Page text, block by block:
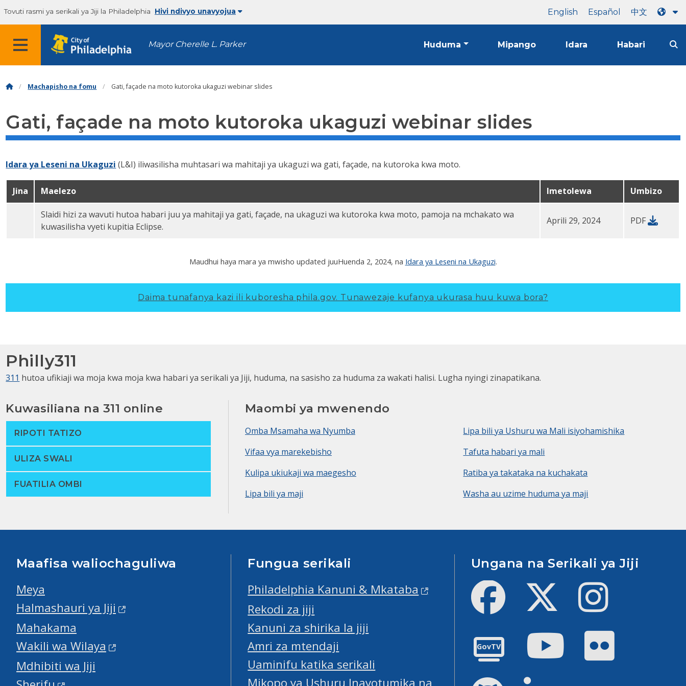
Tovuti rasmi ya serikali ya Jiji la Philadelphia Hivi ndivyo unavyojua English Español 中文
Mayor Cherelle L. Parker Huduma Mipango Idara Habari
Machapisho na fomu Gati, façade na moto kutoroka ukaguzi webinar slides
Gati, façade na moto kutoroka ukaguzi webinar slides
Idara ya Leseni na Ukaguzi (L&I) iliwasilisha muhtasari wa mahitaji ya ukaguzi wa gati, façade, na kutoroka kwa moto.
Jina Maelezo Imetolewa Umbizo
Gati, facade, na ukaguzi wa kutoroka moto webinar PDF
Slaidi hizi za wavuti hutoa habari juu ya mahitaji ya gati, façade, na ukaguzi wa kutoroka kwa moto, pamoja na mchakato wa
kuwasilisha vyeti kupitia Eclipse.
Aprili 29, 2024 PDF
Maudhui haya mara ya mwisho updated juuHuenda 2, 2024, na Idara ya Leseni na Ukaguzi.
Daima tunafanya kazi ili kuboresha phila.gov. Tunawezaje kufanya ukurasa huu kuwa bora?
Philly311
311 hutoa ufikiaji wa moja kwa moja kwa habari ya serikali ya Jiji, huduma, na sasisho za huduma za wakati halisi. Lugha nyingi zinapatikana.
Kuwasiliana na 311 online
RIPOTI TATIZO
ULIZA SWALI
FUATILIA OMBI
Maombi ya mwenendo
Omba Msamaha wa Nyumba
Vifaa vya marekebisho
Kulipa ukiukaji wa maegesho
Lipa bili ya maji
Lipa bili ya Ushuru wa Mali isiyohamishika
Tafuta habari ya mali
Ratiba ya takataka na kuchakata
Washa au uzime huduma ya maji
Maafisa waliochaguliwa
Meya
Halmashauri ya Jiji
Mahakama
Wakili wa Wilaya
Mdhibiti wa Jiji
Fungua serikali
Philadelphia Kanuni & Mkataba
Rekodi za jiji
Kanuni za shirika la jiji
Amri za mtendaji
Uaminifu katika serikali
Ungana na Serikali ya Jiji
Facebook Twitter Instagram
GovTV
Youtube Flickr